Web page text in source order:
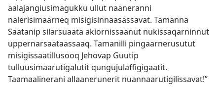
aalajangiusimagukku ullut naaneranni
nalerisimaarneq misigisinnaasassavat. Tamanna
Saatanip silarsuaata akiornissaanut nukissaqarninnut
uppernarsaataassaaq. Tamanilli pingaarnerusutut
misigissaatillusooq Jehovap Guutip
tulluusimaarutigalutit qungujulaffigigaatit.
Taamaalinerani allaanerunerit nuannaarutigilissavat!”